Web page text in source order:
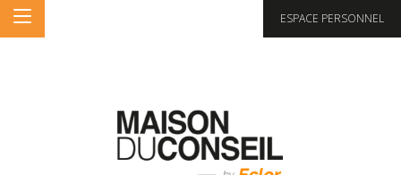
ESPACE PERSONNEL